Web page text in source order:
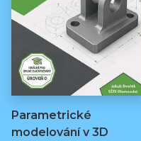
Parametrické
modelování v 3D